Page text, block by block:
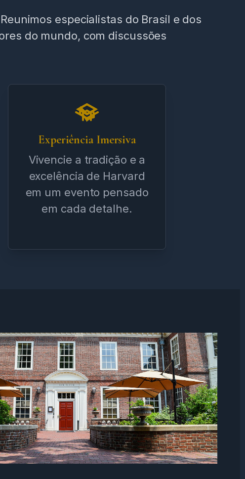
especialistas do Brasil e dos
do mundo, com discussões
Experiência Imersiva
Vivencie a tradição e a
excelência de Harvard
em um evento pensado
em cada detalhe.